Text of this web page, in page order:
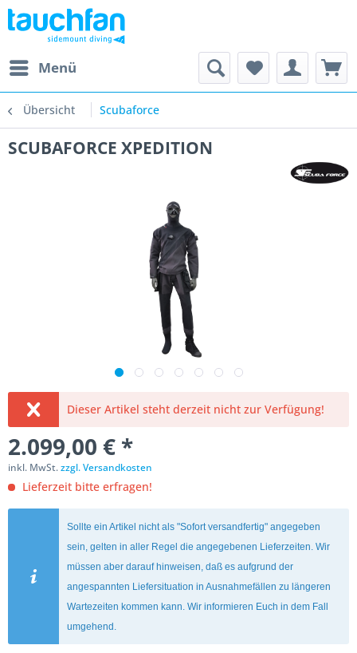
Menü
Übersicht Scubaforce
SCUBAFORCE XPEDITION
Dieser Artikel steht derzeit nicht zur Verfügung!
2.099,00 € *
inkl. MwSt.zzgl. Versandkosten
Lieferzeit bitte erfragen!
Sollte ein Artikel nicht als "Sofort versandfertig" angegeben
sein, gelten in aller Regel die angegebenen Lieferzeiten. Wir
müssen aber darauf hinweisen, daß es aufgrund der
angespannten Liefersituation in Ausnahmefällen zu längeren
Wartezeiten kommen kann. Wir informieren Euch in dem Fall
umgehend.